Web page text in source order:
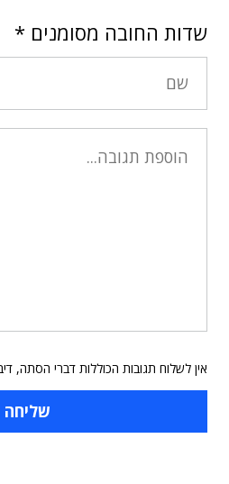
שדות החובה מסומנים *
אין לשלוח תגובות הכוללות דברי הסתה,